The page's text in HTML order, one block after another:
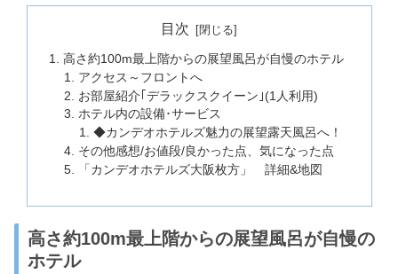
目次
高さ約100m最上階からの展望風呂が自慢のホテル
アクセス～フロントへ
お部屋紹介｢デラックスクイーン｣(1人利用)
ホテル内の設備･サービス
◆カンデオホテルズ魅力の展望露天風呂へ！
その他感想/お値段/良かった点、気になった点
「カンデオホテルズ大阪枚方」 詳細&地図
高さ約100m最上階からの展望風呂が自慢の
ホテル